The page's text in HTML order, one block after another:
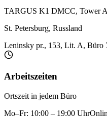
TARGUS K1 DMCC, Tower
St. Petersburg, Russland
Leninsky pr., 153, Lit. A, Büro
Arbeitszeiten
Ortszeit in jedem Büro
Mo–Fr: 10:00 – 19:00 Uhr